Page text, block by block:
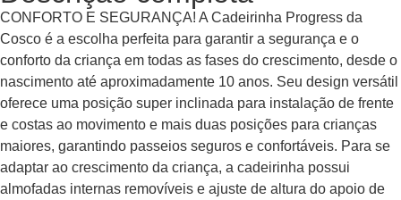
CONFORTO E SEGURANÇA! A Cadeirinha Progress da
Cosco é a escolha perfeita para garantir a segurança e o
conforto da criança em todas as fases do crescimento, desde o
nascimento até aproximadamente 10 anos. Seu design versátil
oferece uma posição super inclinada para instalação de frente
e costas ao movimento e mais duas posições para crianças
maiores, garantindo passeios seguros e confortáveis. Para se
adaptar ao crescimento da criança, a cadeirinha possui
almofadas internas removíveis e ajuste de altura do apoio de